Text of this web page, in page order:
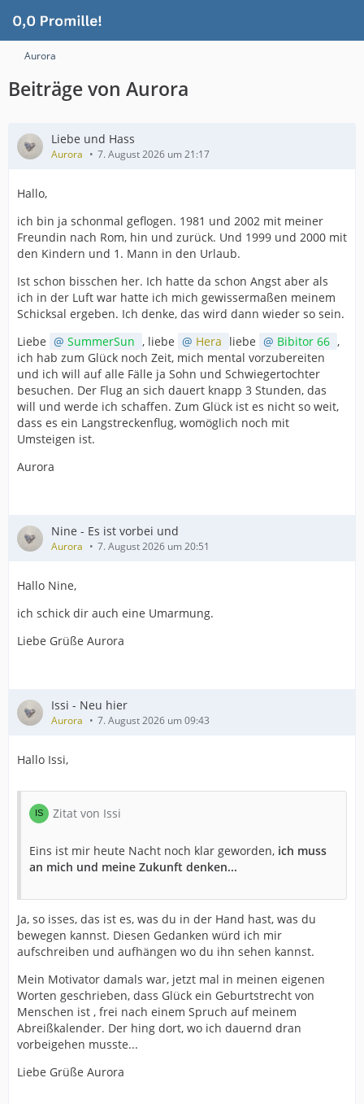
Aurora
Beiträge von Aurora
Liebe und Hass
Aurora 7. August 2026 um 21:17
Hallo,
ich bin ja schonmal geflogen. 1981 und 2002 mit meiner
Freundin nach Rom, hin und zurück. Und 1999 und 2000 mit
den Kindern und 1. Mann in den Urlaub.
Ist schon bisschen her. Ich hatte da schon Angst aber als
ich in der Luft war hatte ich mich gewissermaßen meinem
Schicksal ergeben. Ich denke, das wird dann wieder so sein.
Liebe
SummerSun , liebe Hera liebe Bibitor 66 ,
ich hab zum Glück noch Zeit, mich mental vorzubereiten
und ich will auf alle Fälle ja Sohn und Schwiegertochter
besuchen. Der Flug an sich dauert knapp 3 Stunden, das
will und werde ich schaffen. Zum Glück ist es nicht so weit,
dass es ein Langstreckenflug, womöglich noch mit
Umsteigen ist.
Aurora
Nine - Es ist vorbei und
Aurora 7. August 2026 um 20:51
Hallo Nine,
ich schick dir auch eine Umarmung.
Liebe Grüße Aurora
Issi - Neu hier
Aurora 7. August 2026 um 09:43
Hallo Issi,
Zitat von Issi
Eins ist mir heute Nacht noch klar geworden, ich muss
an mich und meine Zukunft denken...
Ja, so isses, das ist es, was du in der Hand hast, was du
bewegen kannst. Diesen Gedanken würd ich mir
aufschreiben und aufhängen wo du ihn sehen kannst.
Mein Motivator damals war, jetzt mal in meinen eigenen
Worten geschrieben, dass Glück ein Geburtstrecht von
Menschen ist , frei nach einem Spruch auf meinem
Abreißkalender. Der hing dort, wo ich dauernd dran
vorbeigehen musste...
Liebe Grüße Aurora